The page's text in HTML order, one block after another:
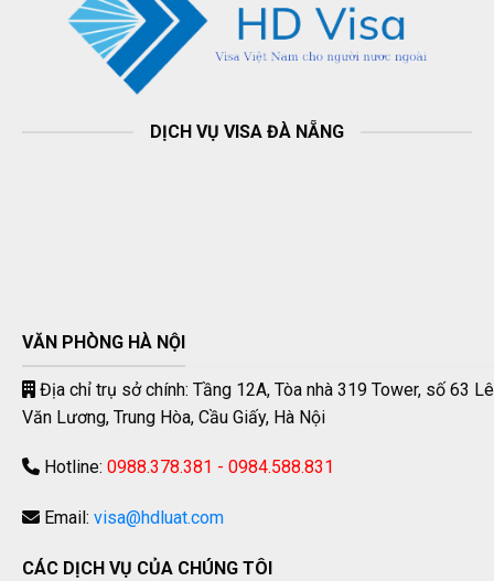
DỊCH VỤ VISA ĐÀ NẴNG
VĂN PHÒNG HÀ NỘI
Địa chỉ trụ sở chính: Tầng 12A, Tòa nhà 319 Tower, số 63 Lê
Văn Lương, Trung Hòa, Cầu Giấy, Hà Nội
Hotline: 0988.378.381 - 0984.588.831
Email: visa@hdluat.com
CÁC DỊCH VỤ CỦA CHÚNG TÔI